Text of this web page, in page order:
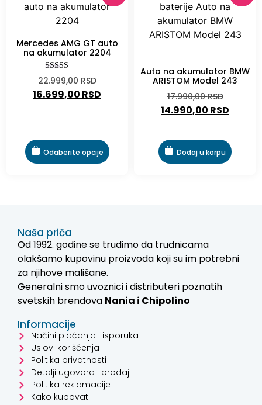
Mercedes AMG GT auto
na akumulator 2204
Ocenjeno sa
5.00
od 5
22.999,00RSD
16.699,00 RSD
Odaberite opcije
Auto na akumulator BMW
ARISTOM Model 243
17.990,00RSD
14.990,00 RSD
Dodaj u korpu
Naša priča
Od 1992. godine se trudimo da trudnicama
olakšamo kupovinu proizvoda koji su im potrebni
za njihove mališane.
Generalni smo uvoznici i distributeri poznatih
svetskih brendova Nania i Chipolino
Informacije
Načini plaćanja i isporuka
Uslovi korišćenja
Politika privatnosti
Detalji ugovora i prodaji
Politika reklamacije
Kako kupovati